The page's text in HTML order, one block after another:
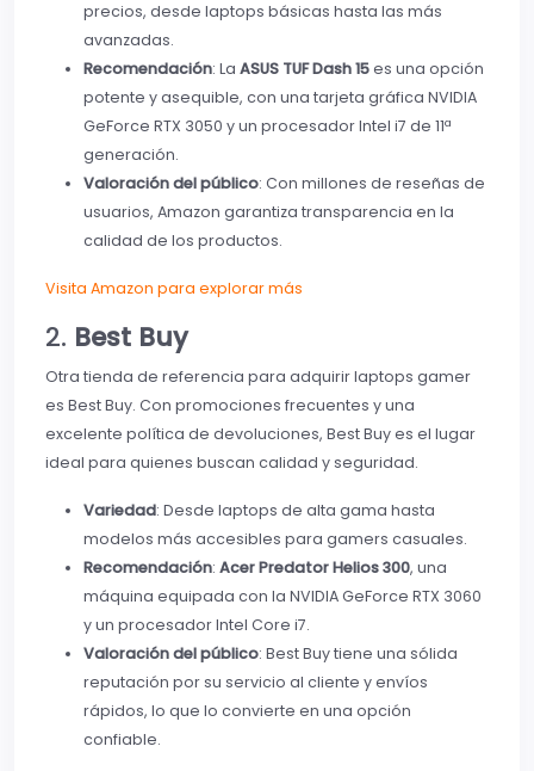
precios, desde laptops básicas hasta las más
avanzadas.
Recomendación: La ASUS TUF Dash 15es una opción
potente y asequible, con una tarjeta gráfica NVIDIA
GeForce RTX 3050 y un procesador Intel i7 de 11ª
generación.
Valoración del público: Con millones de reseñas de
usuarios, Amazon garantiza transparencia en la
calidad de los productos.
Visita Amazon para explorar más
2. Best Buy
Otra tienda de referencia para adquirir laptops gamer
es Best Buy. Con promociones frecuentes y una
excelente política de devoluciones, Best Buy es el lugar
ideal para quienes buscan calidad y seguridad.
Variedad: Desde laptops de alta gama hasta
modelos más accesibles para gamers casuales.
Recomendación: Acer Predator Helios 300, una
máquina equipada con la NVIDIA GeForce RTX 3060
y un procesador Intel Core i7.
Valoración del público: Best Buy tiene una sólida
reputación por su servicio al cliente y envíos
rápidos, lo que lo convierte en una opción
confiable.